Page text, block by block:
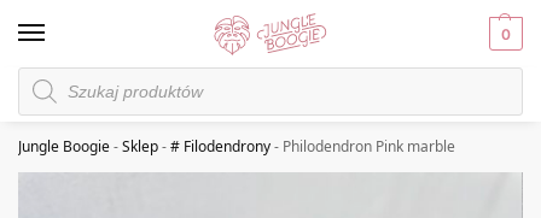
0
Jungle Boogie-Sklep-# Filodendrony- Philodendron Pink marble